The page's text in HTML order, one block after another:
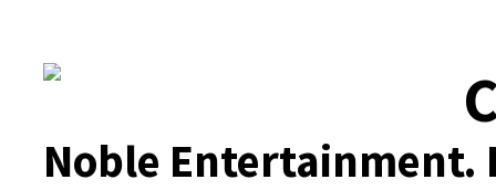
Noble Entertainment.